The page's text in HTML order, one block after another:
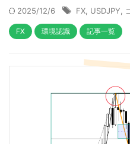
2025/12/6 FX USDJPY
FX 環境認識 記事一覧